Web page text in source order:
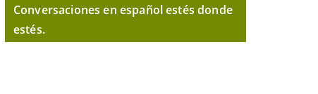
Conversaciones en español estés donde
estés.